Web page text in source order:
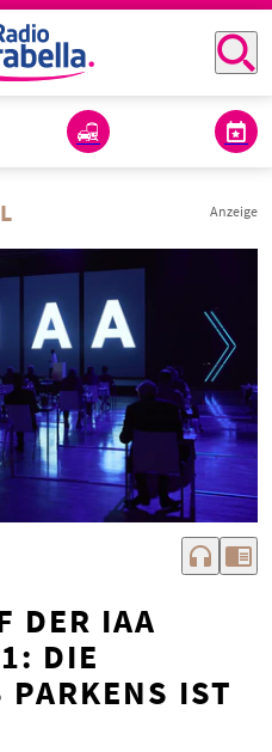
Anzeige
headphones chrome_reader_mode
DER IAA
DIE
IST